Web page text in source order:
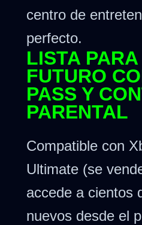
centro de
perfecto.
LISTA
FUTURO
PASS Y
PARENTAL
Compatible con
Ultimate (se
accede a cientos
nuevos desde el